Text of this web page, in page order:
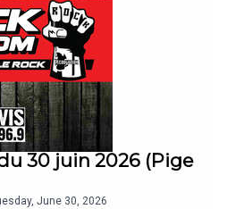
30 juin 2026 (Pige
June 30, 2026